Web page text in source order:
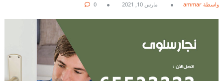
بواسطة ammar مارس 10, 2021 0